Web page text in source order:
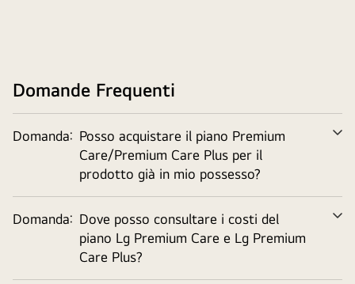
Domande Frequenti
Domanda: Posso acquistare il piano Premium
Care/Premium Care Plus per il
prodotto già in mio possesso?
Domanda: Dove posso consultare i costi del
piano Lg Premium Care e Lg Premium
Care Plus?